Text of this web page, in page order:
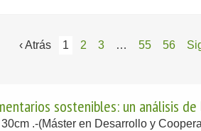
‹ Atrás 1 2 3 … 55 56
sostenibles: un análisis
.-(Máster en Desarrollo y